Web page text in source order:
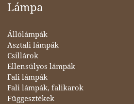
Lámpa
Állólámpák
Asztali lámpák
Csillárok
Ellensúlyos lámpák
Fali lámpák
Fali lámpák, falikarok
Függesztékek